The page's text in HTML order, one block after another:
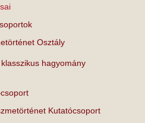
Osztály
hagyomány
Kutatócsoport